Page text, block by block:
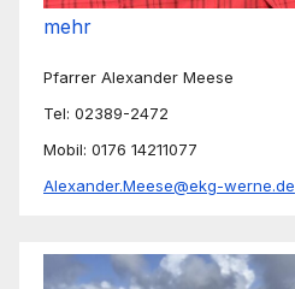
mehr
Pfarrer Alexander Meese
Tel: 02389-2472
Mobil: 0176 14211077
Alexander.Meese@ekg-werne.de